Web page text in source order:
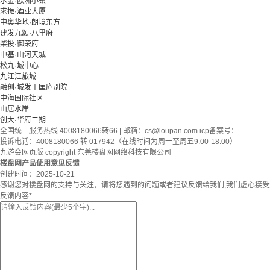
求振·酒业大厦
中奥华地·朗境东方
建发九颂·八里府
柴投·御荣府
中基·山河天城
松九·城中心
九江江旅城
融创·城发丨匡庐别院
中海国际社区
山居水岸
创大·华府二期
全国统一服务热线 4008180066转66 | 邮箱： cs@loupan.com icp备案号：
投诉电话：4008180066 转 017942（在线时间为周一至周五9:00-18:00）
九游会网页版 copyright 东莞楼盘网网络科技有限公司
楼盘网产品使用意见反馈
创建时间： 2025-10-21
感谢您对楼盘网的支持与关注，请将您遇到的问题或者建议反馈给我们,我们虚心接受
反馈内容*